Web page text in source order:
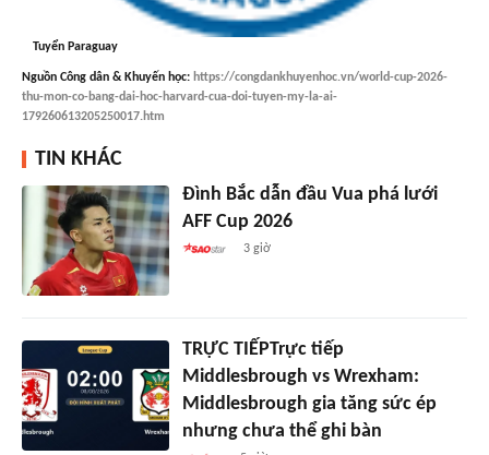
Tuyển Paraguay
Nguồn Công dân & Khuyến học: https://congdankhuyenhoc.vn/world-cup-2026-
thu-mon-co-bang-dai-hoc-harvard-cua-doi-tuyen-my-la-ai-
179260613205250017.htm
TIN KHÁC
Đình Bắc dẫn đầu Vua phá lưới
AFF Cup 2026
3 giờ
TRỰC TIẾPTrực tiếp
Middlesbrough vs Wrexham:
Middlesbrough gia tăng sức ép
nhưng chưa thể ghi bàn